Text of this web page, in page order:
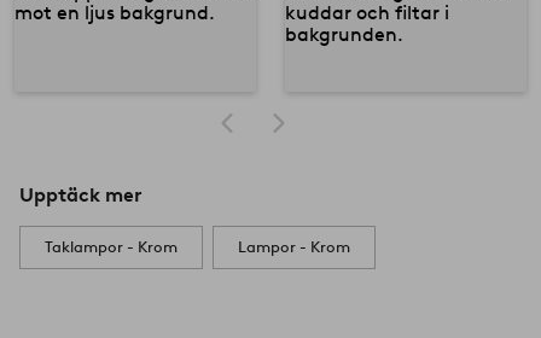
Upptäck mer
Taklampor - Krom Lampor - Krom